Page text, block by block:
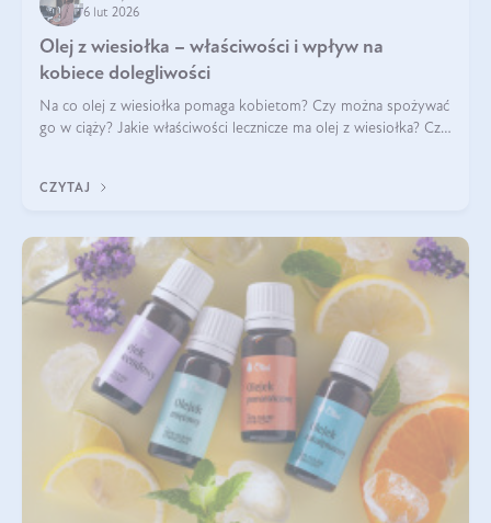
6 lut 2026
Olej z wiesiołka – właściwości i wpływ na
kobiece dolegliwości
Na co olej z wiesiołka pomaga kobietom? Czy można spożywać
go w ciąży? Jakie właściwości lecznicze ma olej z wiesiołka? Czy
CZYTAJ